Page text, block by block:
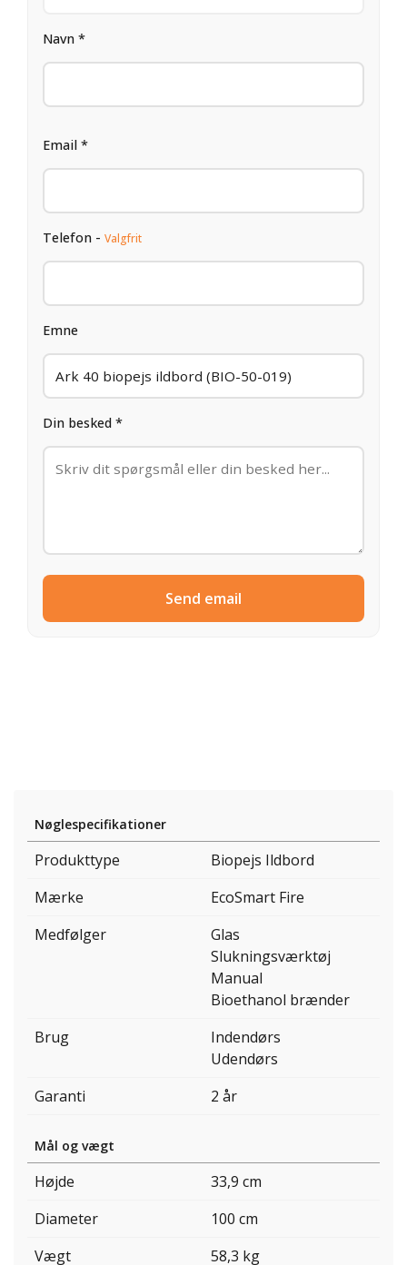
Navn *
Email *
Telefon - Valgfrit
Emne
Din besked *
Send email
Nøglespecifikationer
Produkttype
Biopejs Ildbord
Mærke
EcoSmart Fire
Medfølger
Glas
Slukningsværktøj
Manual
Bioethanol brænder
Brug
Indendørs
Udendørs
Garanti
2 år
Mål og vægt
Højde
33,9 cm
Diameter
100 cm
Vægt
58,3 kg